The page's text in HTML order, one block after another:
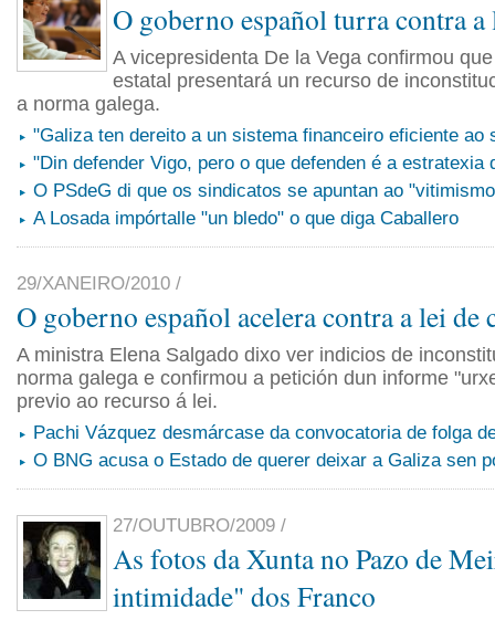
O goberno español turra contra a
A vicepresidenta De la Vega confirmou
estatal presentará un recurso de
a norma galega.
"Galiza ten dereito a un sistema financeiro eficiente ao
"Din defender Vigo, pero o que defenden é a estratexia
O PSdeG di que os sindicatos se apuntan ao
A Losada impórtalle "un bledo" o que diga Caballero
29/XANEIRO/2010 /
O goberno español acelera contra a lei de
A ministra Elena Salgado dixo ver indicios de
norma galega e confirmou a petición dun informe
previo ao recurso á lei.
Pachi Vázquez desmárcase da convocatoria de folga
O BNG acusa o Estado de querer deixar a Galiza sen
27/OUTUBRO/2009 /
As fotos da Xunta no Pazo de
intimidade" dos Franco